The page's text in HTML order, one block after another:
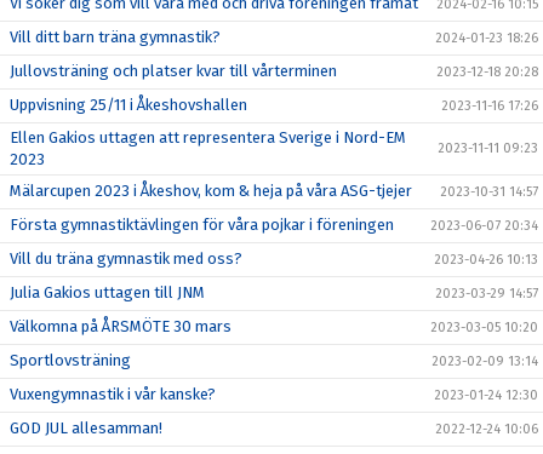
2024-02-16 10:15
Vill ditt barn träna gymnastik? 2024-01-23 18:26
Jullovsträning och platser kvar till vårterminen 2023-12-18 20:28
Uppvisning 25/11 i Åkeshovshallen 2023-11-16 17:26
Ellen Gakios uttagen att representera Sverige i Nord-EM
2023
2023-11-11 09:23
Mälarcupen 2023 i Åkeshov, kom & heja på våra ASG-tjejer 2023-10-31 14:57
Första gymnastiktävlingen för våra pojkar i föreningen 2023-06-07 20:34
Vill du träna gymnastik med oss? 2023-04-26 10:13
Julia Gakios uttagen till JNM 2023-03-29 14:57
Välkomna på ÅRSMÖTE 30 mars 2023-03-05 10:20
Sportlovsträning 2023-02-09 13:14
Vuxengymnastik i vår kanske? 2023-01-24 12:30
GOD JUL allesamman! 2022-12-24 10:06